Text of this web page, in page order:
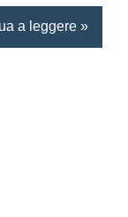
a leggere